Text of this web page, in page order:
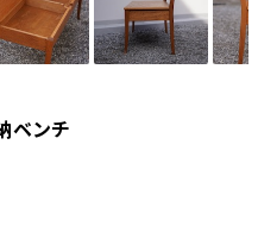
ベンチ